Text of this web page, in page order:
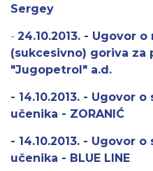
Sergey
- 24.10.2013. - Ugovor
(sukcesivno) goriva
"Jugopetrol" a.d.
- 14.10.2013. - Ugovor
učenika - ZORANIĆ
- 14.10.2013. - Ugovor
učenika - BLUE LINE